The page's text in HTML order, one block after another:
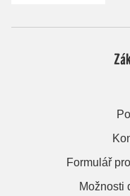
Formulář
Možnosti